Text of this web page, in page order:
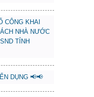
CÔNG KHAI
NHÀ NƯỚC
TỈNH
DỤNG 📢📢